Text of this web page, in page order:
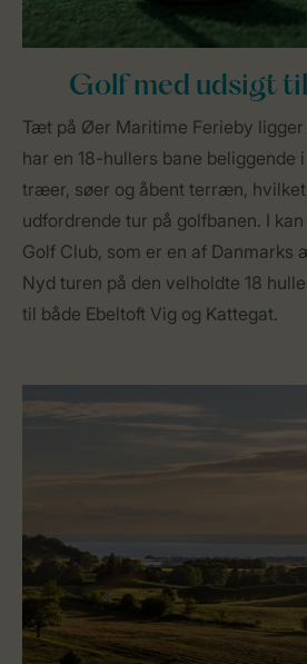
Golf med udsigt
Tæt på Øer Maritime Ferieby ligger
har en 18-hullers bane beliggende
træer, søer og åbent terræn,
udfordrende tur på golfbanen. I
Golf Club, som er en af Danmarks
Nyd turen på den velholdte 18
til både Ebeltoft Vig og Kattegat.